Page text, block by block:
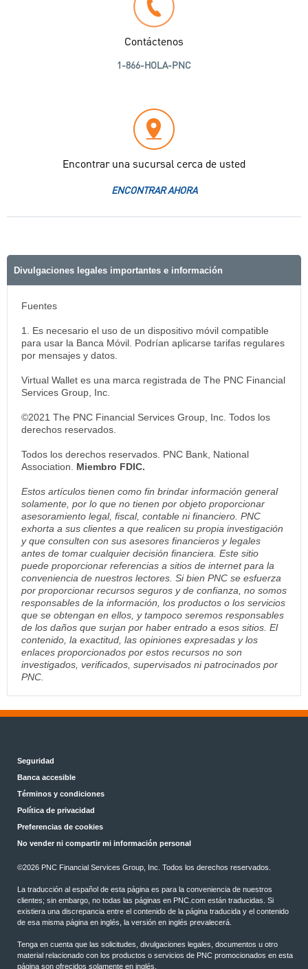
Contáctenos
1-866-HOLA-PNC
Encontrar una sucursal cerca de usted
ENCONTRAR AHORA
Divulgaciones legales importantes e información
Fuentes
1. Es necesario el uso de un dispositivo móvil compatible
para usar la Banca Móvil. Podrían aplicarse tarifas regulares
por mensajes y datos.
Virtual Wallet es una marca registrada de The PNC Financial
Services Group, Inc.
©2021 The PNC Financial Services Group, Inc. Todos los
derechos reservados.
Todos los derechos reservados. PNC Bank, National
Association. Miembro FDIC.
Estos artículos tienen como fin brindar información general
solamente, por lo que no tienen por objeto proporcionar
asesoramiento legal, fiscal, contable ni financiero. PNC
exhorta a sus clientes a que realicen su propia investigación
y que consulten con sus asesores financieros y legales
antes de tomar cualquier decisión financiera. Este sitio
puede proporcionar referencias a sitios de internet para la
conveniencia de nuestros lectores. Si bien PNC se esfuerza
por proporcionar recursos seguros y de confianza, no somos
responsables de la información, los productos o los servicios
que se obtengan en ellos, y tampoco seremos responsables
de los daños que surjan por haber entrado a esos sitios. El
contenido, la exactitud, las opiniones expresadas y los
enlaces proporcionados por estos recursos no son
investigados, verificados, supervisados ni patrocinados por
PNC.
Seguridad
Banca accesible
Términos y condiciones
Política de privacidad
Preferencias de cookies
No vender ni compartir mi información personal
©2026 PNC Financial Services Group, Inc. Todos los derechos reservados.
La traducción al español de esta página es para la conveniencia de nuestros
clientes; sin embargo, no todas las páginas en PNC.com están traducidas. Si
existiera una discrepancia entre el contenido de la página traducida y el contenido
de esa misma página en inglés, la versión en inglés prevalecerá.
Tenga en cuenta que las solicitudes, divulgaciones legales, documentos u otro
material relacionado con los productos o servicios de PNC promocionados en esta
página son ofrecidos solamente en inglés.